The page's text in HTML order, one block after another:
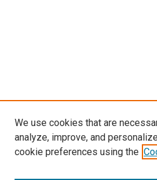
We use cookies that are
analyze, improve, and
cookie preferences using the